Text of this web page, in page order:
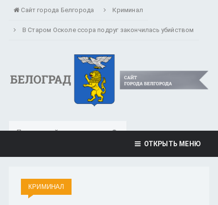
Сайт города Белгорода Криминал
В Старом Осколе ссора подруг закончилась убийством
ОТКРЫТЬ МЕНЮ
КРИМИНАЛ